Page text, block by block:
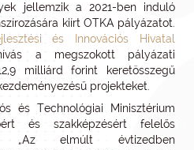
jellemzik a 2021-ben induló
kiírt OTKA pályázatot.
és Innovációs Hivatal
a megszokott pályázati
milliárd forint keretösszegű
projekteket.
és Technológiai Minisztérium
és szakképzésért felelős
„Az elmúlt évtizedben